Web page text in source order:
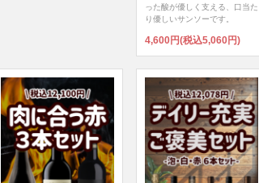
った酸が優しく支える、口当た
り優しいサンソーです。
4,600円(税込5,060円)